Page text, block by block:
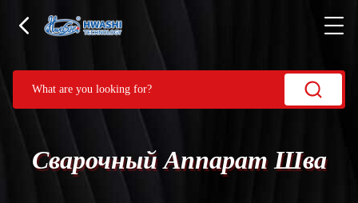
Сварочный Аппарат Шва